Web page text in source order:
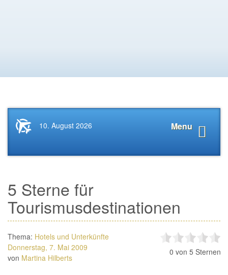
Startseite
News.Tourismus.com
Menu
10. August 2026
5 Sterne für
Tourismusdestinationen
Thema: Hotels und Unterkünfte
Donnerstag, 7. Mai 2009
von Martina Hilberts
0 von 5 Sternen